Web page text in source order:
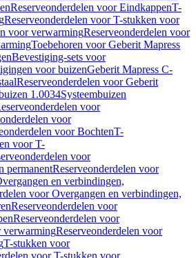
Reserveonderdelen voor EindkappenT-
Reserveonderdelen voor T-stukken voor
voor verwarmingReserveonderdelen voor
Toebehoren voor Geberit Mapress
Bevestiging-sets voor
voor buizenGeberit Mapress C-
Reserveonderdelen voor Geberit
1.0034Systeembuizen
voor
voor
voor BochtenT-
voor T-
voor
permanentReserveonderdelen voor
en verbindingen,
voor Overgangen en verbindingen,
Reserveonderdelen voor
Reserveonderdelen voor
verwarmingReserveonderdelen voor
T-stukken voor
voor T-stukken voor